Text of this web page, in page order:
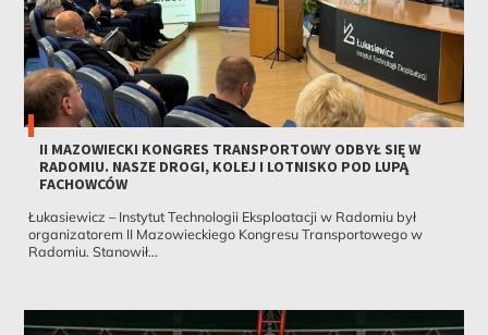
II MAZOWIECKI KONGRES TRANSPORTOWY ODBYŁ SIĘ W
RADOMIU. NASZE DROGI, KOLEJ I LOTNISKO POD LUPĄ
FACHOWCÓW
Łukasiewicz – Instytut Technologii Eksploatacji w Radomiu był
organizatorem II Mazowieckiego Kongresu Transportowego w
Radomiu. Stanowił...